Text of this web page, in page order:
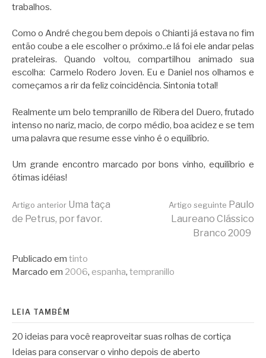
trabalhos.
Como o André chegou bem depois o Chianti já estava no fim
então coube a ele escolher o próximo..e lá foi ele andar pelas
prateleiras. Quando voltou, compartilhou animado sua
escolha: Carmelo Rodero Joven. Eu e Daniel nos olhamos e
começamos a rir da feliz coincidência. Sintonia total!
Realmente um belo tempranillo de Ribera del Duero, frutado
intenso no nariz, macio, de corpo médio, boa acidez e se tem
uma palavra que resume esse vinho é o equilíbrio.
Um grande encontro marcado por bons vinho, equilíbrio e
ótimas idéias!
Continue
lendo
Artigo anterior Uma taça
de Petrus, por favor.
Artigo seguinte Paulo
Laureano Clássico
Branco 2009
Publicado em tinto
Marcado em 2006, espanha, tempranillo
LEIA TAMBÉM
20 ideias para você reaproveitar suas rolhas de cortiça
Ideias para conservar o vinho depois de aberto